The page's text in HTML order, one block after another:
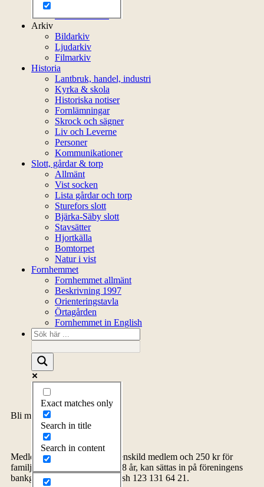
Arkiv
Bildarkiv
Ljudarkiv
Filmarkiv
Historia
Lantbruk, handel, industri
Kyrka & skola
Historiska notiser
Fornlämningar
Skrock och sägner
Liv och Leverne
Personer
Kommunikationer
Slott, gårdar & torp
Allmänt
Vist socken
Lista gårdar och torp
Sturefors slott
Bjärka-Säby slott
Stavsätter
Hjortkälla
Bomtorpet
Natur i vist
Fornhemmet
Fornhemmet allmänt
Beskrivning 1997
Orienteringstavla
Örtagården
Fornhemmet in English
Exact matches only
Search in title
Search in content
Bli medlem
Medlemsavgiften, 150 kr för enskild medlem och 250 kr för
familj inklusive barn upp till 18 år, kan sättas in på föreningens
bankgiro 5278-4576 eller Swish 123 131 64 21.